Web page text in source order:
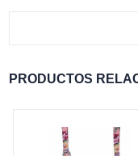
PRODUCTOS